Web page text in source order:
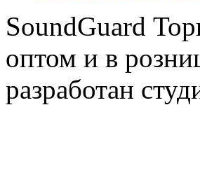
SoundGuard
оптом и в
разработан